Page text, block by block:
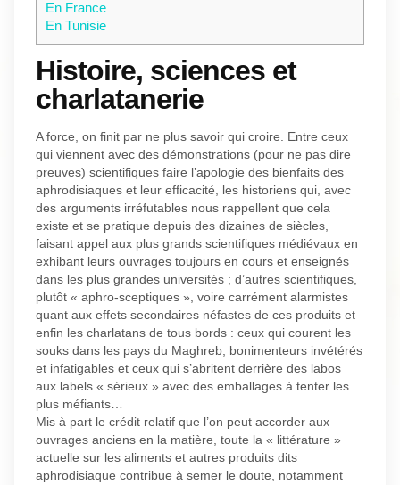
En France
En Tunisie
Histoire, sciences et
charlatanerie
A force, on finit par ne plus savoir qui croire. Entre ceux
qui viennent avec des démonstrations (pour ne pas dire
preuves) scientifiques faire l’apologie des bienfaits des
aphrodisiaques et leur efficacité, les historiens qui, avec
des arguments irréfutables nous rappellent que cela
existe et se pratique depuis des dizaines de siècles,
faisant appel aux plus grands scientifiques médiévaux en
exhibant leurs ouvrages toujours en cours et enseignés
dans les plus grandes universités ; d’autres scientifiques,
plutôt « aphro-sceptiques », voire carrément alarmistes
quant aux effets secondaires néfastes de ces produits et
enfin les charlatans de tous bords : ceux qui courent les
souks dans les pays du Maghreb, bonimenteurs invétérés
et infatigables et ceux qui s’abritent derrière des labos
aux labels « sérieux » avec des emballages à tenter les
plus méfiants…
Mis à part le crédit relatif que l’on peut accorder aux
ouvrages anciens en la matière, toute la « littérature »
actuelle sur les aliments et autres produits dits
aphrodisiaque contribue à semer le doute, notamment